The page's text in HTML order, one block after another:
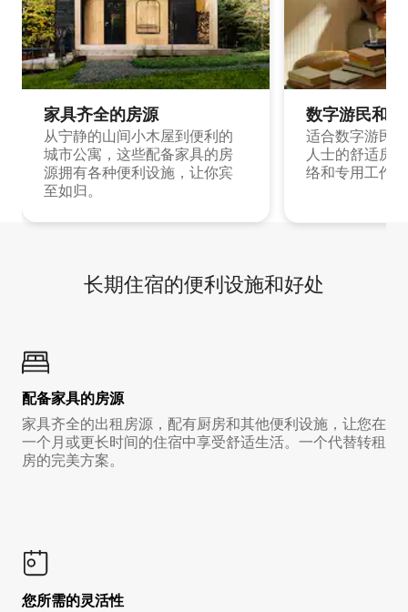
家具齐全的房源
从宁静的山间小木屋到便利的
城市公寓，这些配备家具的房
源拥有各种便利设施，让你宾
至如归。
数字游民和
适合数字游民
人士的舒适房
络和专用工作
长期住宿的便利设施和好处
配备家具的房源
家具齐全的出租房源，配有厨房和其他便利设施，让您在
一个月或更长时间的住宿中享受舒适生活。一个代替转租
房的完美方案。
您所需的灵活性